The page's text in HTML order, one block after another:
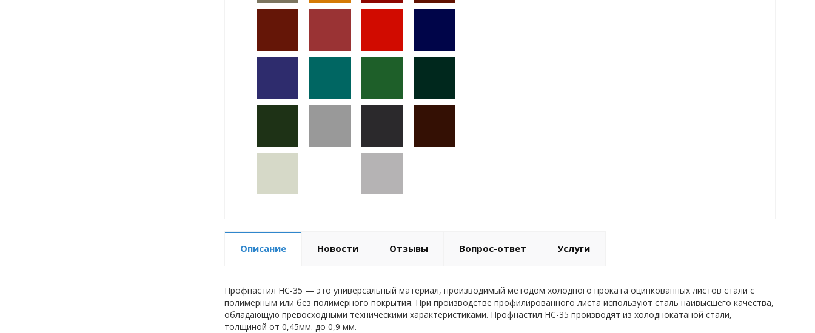
Описание Новости Отзывы Вопрос-ответ Услуги
Профнастил НС-35 — это универсальный материал, производимый методом холодного проката оцинкованных листов стали с
полимерным или без полимерного покрытия. При производстве профилированного листа используют сталь наивысшего качества,
обладающую превосходными техническими характеристиками. Профнастил НС-35 производят из холоднокатаной стали,
толщиной от 0,45мм. до 0,9 мм.